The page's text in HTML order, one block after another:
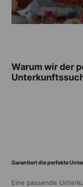
Gastfamilie
Warum wir der
Garantiert die perfekte
Eine passende